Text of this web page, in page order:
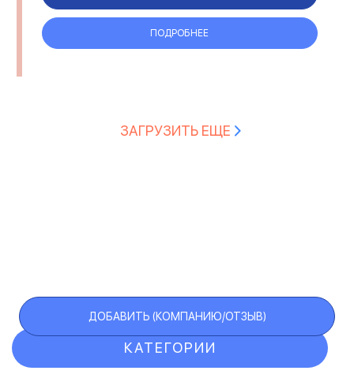
ПОДРОБНЕЕ
ЗАГРУЗИТЬ ЕЩЕ
КАТЕГОРИИ
ДОБАВИТЬ (КОМПАНИЮ/ОТЗЫВ)